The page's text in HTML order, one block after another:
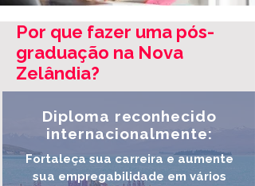
Por que fazer uma pós-
graduação na Nova
Zelândia?
Diploma reconhecido
internacionalmente:
Fortaleça sua carreira e aumente
sua empregabilidade em vários